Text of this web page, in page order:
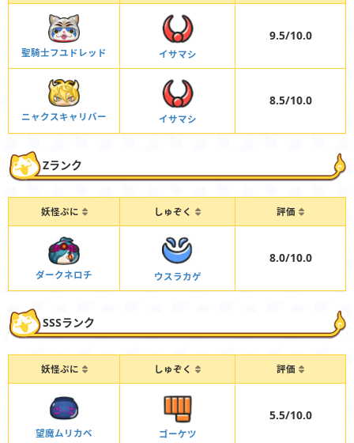
聖騎士フユドレッド イサマシ
9.5/10.0
ニャクスキャリバー イサマシ
8.5/10.0
Zランク
妖怪ぷに しゅぞく 評価
ダークネロチ ウスラカゲ
8.0/10.0
SSSランク
妖怪ぷに しゅぞく 評価
望魔ムリカベ ゴーケツ
5.5/10.0